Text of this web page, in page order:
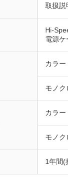
取扱説
Hi-
電源ケ
カラ
モノ
カラ
モノ
1年間(